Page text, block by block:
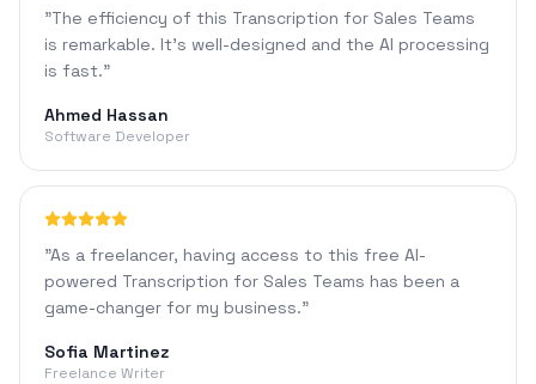
"The efficiency of this Transcription for Sales Teams
is remarkable. It's well-designed and the AI processing
is fast."
Ahmed Hassan
Software Developer
"As a freelancer, having access to this free AI-
powered Transcription for Sales Teams has been a
game-changer for my business."
Sofia Martinez
Freelance Writer